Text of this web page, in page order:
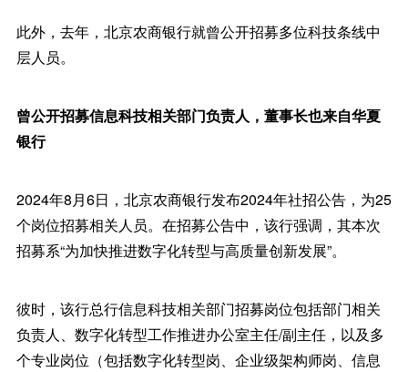
此外，去年，北京农商银行就曾公开招募多位科技条线中
层人员。
曾公开招募信息科技相关部门负责人，董事长也来自华夏
银行
2024年8月6日，北京农商银行发布2024年社招公告，为25
个岗位招募相关人员。在招募公告中，该行强调，其本次
招募系“为加快推进数字化转型与高质量创新发展”。
彼时，该行总行信息科技相关部门招募岗位包括部门相关
负责人、数字化转型工作推进办公室主任/副主任，以及多
个专业岗位（包括数字化转型岗、企业级架构师岗、信息